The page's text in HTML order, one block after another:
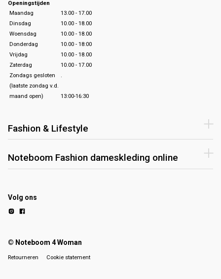
Openingstijden
Maandag
13.00 - 17.00
Dinsdag
10.00 - 18.00
Woensdag
10.00 - 18.00
Donderdag
10.00 - 18:00
Vrijdag
10.00 - 18.00
Zaterdag
10.00 - 17.00
Zondags gesloten
.
(laatste zondag v.d.
maand open)
13:00-16:30
Fashion & Lifestyle
Noteboom Fashion dameskleding online
Volg ons
© Noteboom 4 Woman
Retourneren Cookie statement